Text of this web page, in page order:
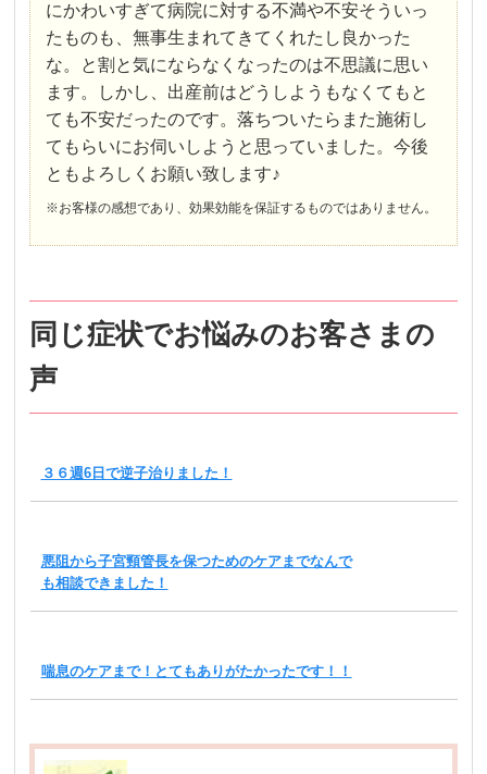
にかわいすぎて病院に対する不満や不安そういっ
たものも、無事生まれてきてくれたし良かった
な。と割と気にならなくなったのは不思議に思い
ます。しかし、出産前はどうしようもなくてもと
ても不安だったのです。落ちついたらまた施術し
てもらいにお伺いしようと思っていました。今後
ともよろしくお願い致します♪
※お客様の感想であり、効果効能を保証するものではありません。
同じ症状でお悩みのお客さまの
声
３６週6日で逆子治りました！
悪阻から子宮頸管長を保つためのケアまでなんで
も相談できました！
喘息のケアまで！とてもありがたかったです！！